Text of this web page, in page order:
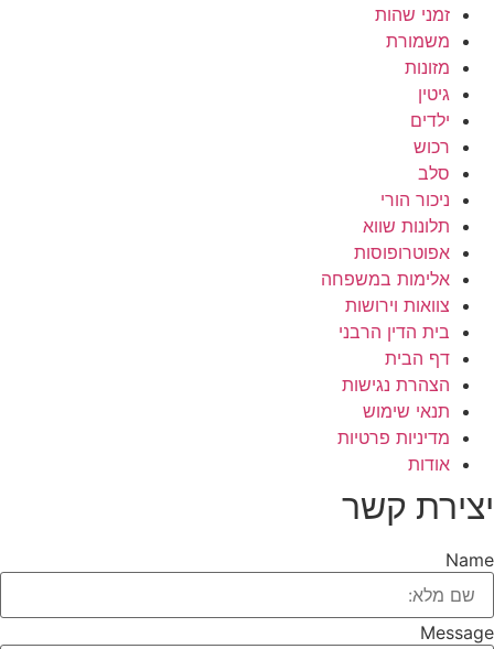
זמני שהות
משמורת
מזונות
גיטין
ילדים
רכוש
סלב
ניכור הורי
תלונות שווא
אפוטרופוסות
אלימות במשפחה
צוואות וירושות
בית הדין הרבני
דף הבית
הצהרת נגישות
תנאי שימוש
מדיניות פרטיות
אודות
יצירת קשר
Name
Message